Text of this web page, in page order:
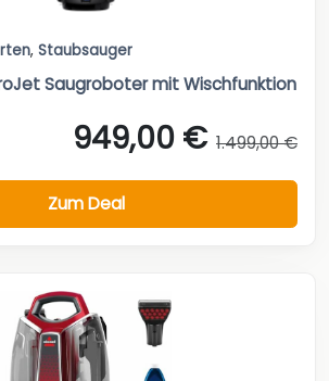
, Staubsauger
Saugroboter mit Wischfunktion
949,00 € 1.499,00 €
Zum Deal